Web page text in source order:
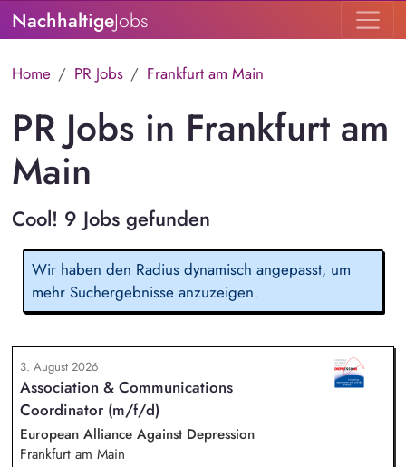
NachhaltigeJobs
Home PR Jobs Frankfurt am Main
PR Jobs in Frankfurt am
Main
Cool! 9 Jobs gefunden
Wir haben den Radius dynamisch angepasst, um
mehr Suchergebnisse anzuzeigen.
3. August 2026
Association & Communications
Coordinator (m/f/d)
European Alliance Against Depression
Frankfurt am Main